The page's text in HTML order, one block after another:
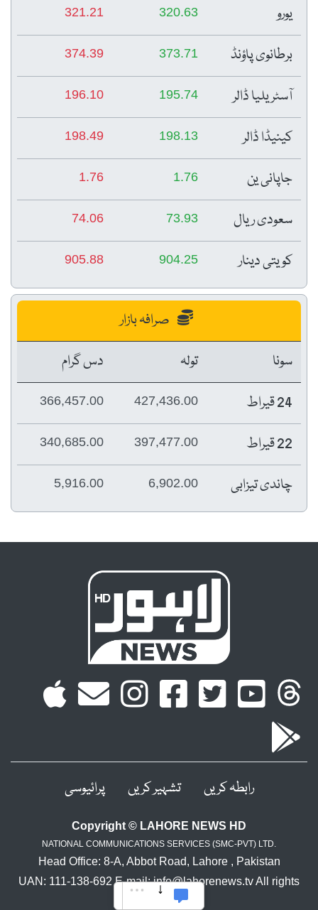
یورو 320.63
321.21
برطانوی پاؤنڈ 373.71
374.39
آسٹریلیا ڈالر 195.74
196.10
کینیڈا ڈالر 198.13
198.49
جاپانی ین 1.76
1.76
سعودی ریال 73.93
74.06
کویتی دینار 904.25
905.88
صرافہ بازار
سونا
تولہ
دس گرام
24 قیراط
427,436.00
366,457.00
22 قیراط 397,477.00
340,685.00
چاندی تیزابی 6,902.00
5,916.00
رابطہ کریں تشہیر کریں پرائیوسی
Copyright © LAHORE NEWS HD
NATIONAL COMMUNICATIONS SERVICES (SMC-PVT) LTD.
Head Office: 8-A, Abbot Road, Lahore , Pakistan
UAN: 111-138-692 E-mail: info@lahorenews.tv All rights
reserved.